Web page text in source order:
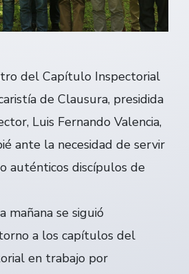
del Capítulo Inspectorial
de Clausura, presidida
Luis Fernando Valencia,
ante la necesidad de servir
auténticos discípulos de
mañana se siguió
a los capítulos del
en trabajo por